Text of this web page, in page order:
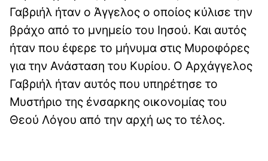
Γαβριήλ ήταν ο Άγγελος ο οποίος κύλισε την
βράχο από το μνημείο του Ιησού. Και αυτός
ήταν που έφερε το μήνυμα στις Μυροφόρες
για την Ανάσταση του Κυρίου. Ο Αρχάγγελος
Γαβριήλ ήταν αυτός που υπηρέτησε το
Μυστήριο της ένσαρκης οικονομίας του
Θεού Λόγου από την αρχή ως το τέλος.